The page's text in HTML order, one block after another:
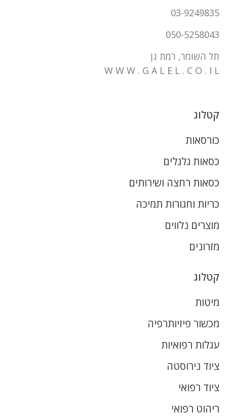
03-9249835
050-5258043
תל השומר, רמת גן
W W W . G A L E L . C O . I L
קטלוג
כורסאות
כסאות גלגלים
כסאות רחצה ושירותים
כריות וחגורות תמיכה
מוצרים נלווים
מזרונים
קטלוג
מיטות
מכשור פיזיותרפיה
עגלות רפואיות
ציוד נירוסטה
ציוד רפואי
ריהוט רפואי